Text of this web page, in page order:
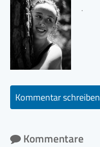
.
Kommentar schreiben
Kommentare